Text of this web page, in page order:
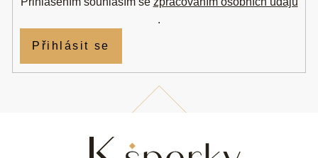
.
Přihlásit se